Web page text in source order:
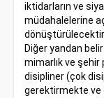
iktidarların ve
müdahalelerine
dönüştürülecektir.
Diğer yandan
mimarlık ve şehir
disipliner (çok
gerektirmekte ve